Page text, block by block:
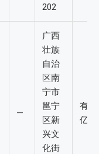
202
—
广西
壮族
自治
区南
宁市
邕宁
区新
兴文
化街
有效
亿/g